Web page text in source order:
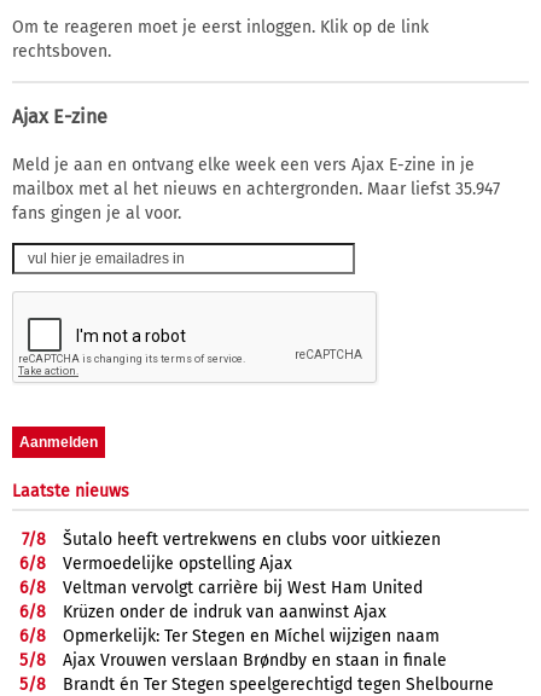
Om te reageren moet je eerst inloggen. Klik op de link
rechtsboven.
Ajax E-zine
Meld je aan en ontvang elke week een vers Ajax E-zine in je
mailbox met al het nieuws en achtergronden. Maar liefst 35.947
fans gingen je al voor.
Laatste nieuws
7/8
Šutalo heeft vertrekwens en clubs voor uitkiezen
6/8
Vermoedelijke opstelling Ajax
6/8
Veltman vervolgt carrière bij West Ham United
6/8
Krüzen onder de indruk van aanwinst Ajax
6/8
Opmerkelijk: Ter Stegen en Míchel wijzigen naam
5/8
Ajax Vrouwen verslaan Brøndby en staan in finale
5/8
Brandt én Ter Stegen speelgerechtigd tegen Shelbourne